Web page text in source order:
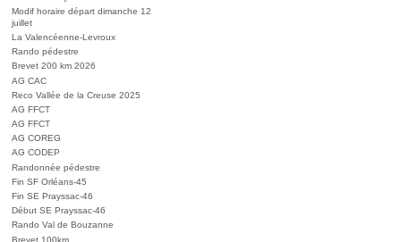
Modif horaire départ dimanche 12
juillet
La Valencéenne-Levroux
Rando pédestre
Brevet 200 km 2026
AG CAC
Reco Vallée de la Creuse 2025
AG FFCT
AG FFCT
AG COREG
AG CODEP
Randonnée pédestre
Fin SF Orléans-45
Fin SE Prayssac-46
Début SE Prayssac-46
Rando Val de Bouzanne
Brevet 100km